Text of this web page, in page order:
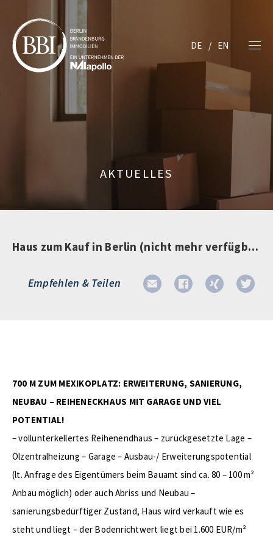
DE EN
AKTUELLES
Haus zum Kauf in Berlin (nicht mehr verfügbar)
Empfehlen & Teilen
700 M ZUM MEXIKOPLATZ: ERWEITERUNG, SANIERUNG,
NEUBAU – REIHENECKHAUS MIT GARAGE UND VIEL
POTENTIAL!
– vollunterkellertes Reihenendhaus – zurückgesetzte Lage –
Ölzentralheizung – Garage – Ausbau-/ Erweiterungspotential
(lt. Anfrage des Eigentümers beim Bauamt sind ca. 80 – 100 m²
Anbau möglich) oder auch Abriss und Neubau –
sanierungsbedürftiger Zustand, Haus wird verkauft wie es
steht und liegt – der Bodenrichtwert liegt bei 1.600 EUR/m²